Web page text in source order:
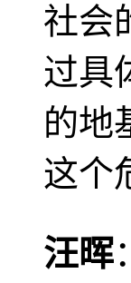
社会
过具
的地
这个
汪晖